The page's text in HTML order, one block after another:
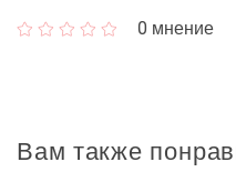
0 мнение
Вам также